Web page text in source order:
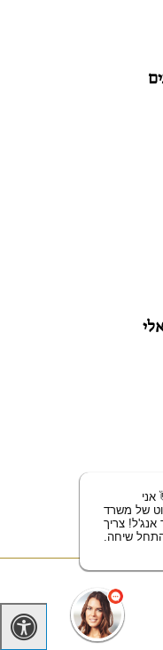
אני
של משרד
אנג'ל! צריך
שיחה.